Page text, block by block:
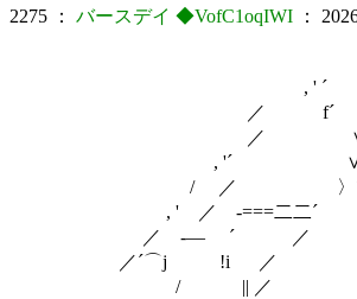
2275 ： バースデイ ◆VofC1oqIWI ：
＜´￣￣_｀二
, ' ´ ＞
／ f´
／ ∨ ∨ ＞
, '´ ∨ ＞
/ ／ 〉´
, ' ／ ‐===二
／ -― ´
／´⌒j !i ／
/ || ／